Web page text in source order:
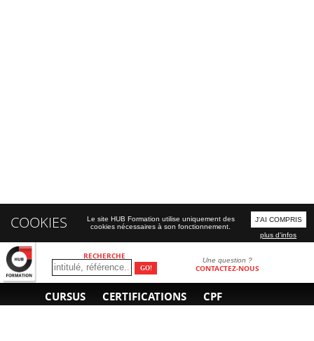
RECHERCHE Une question ?
CONTACTEZ-NOUS
CURSUS CERTIFICATIONS CPF
COOKIES
Le site HUB Formation utilise uniquement des
cookies nécessaires à son fonctionnement.
J'AI COMPRIS
plus d'infos